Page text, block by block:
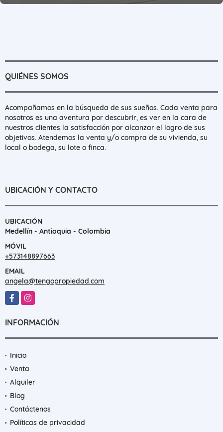
QUIÉNES SOMOS
Acompañamos en la búsqueda de sus sueños. Cada venta para
nosotros es una aventura por descubrir, es ver en la cara de
nuestros clientes la satisfacción por alcanzar el logro de sus
objetivos. Atendemos la venta y/o compra de su vivienda, su
local o bodega, su lote o finca.
UBICACIÓN Y CONTACTO
UBICACIÓN
Medellín - Antioquia - Colombia
MÓVIL
+573148897663
EMAIL
angela@tengopropiedad.com
FacebookInstagram
INFORMACIÓN
Inicio
Venta
Alquiler
Blog
Contáctenos
Políticas de privacidad